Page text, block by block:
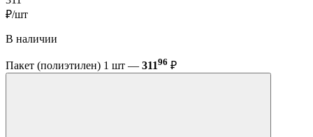
₽/шт
В наличии
Пакет (полиэтилен) 1 шт — 31196 ₽